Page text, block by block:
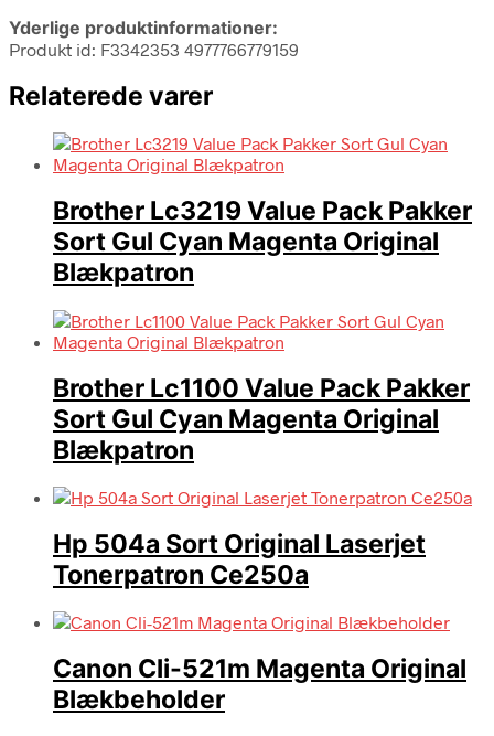
Yderlige produktinformationer:
Produkt id: F3342353 4977766779159
Relaterede varer
Brother Lc3219 Value Pack Pakker
Sort Gul Cyan Magenta Original
Blækpatron
Brother Lc1100 Value Pack Pakker
Sort Gul Cyan Magenta Original
Blækpatron
Hp 504a Sort Original Laserjet
Tonerpatron Ce250a
Canon Cli-521m Magenta Original
Blækbeholder